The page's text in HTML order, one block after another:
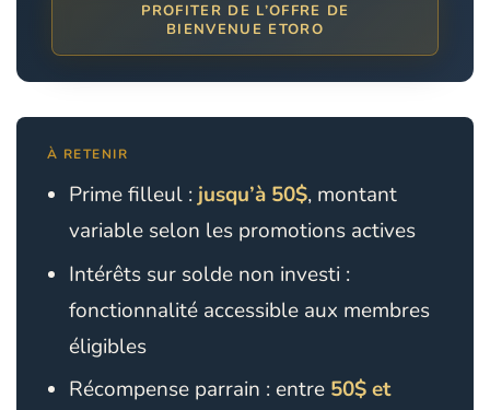
PROFITER DE L’OFFRE DE
BIENVENUE ETORO
À RETENIR
Prime filleul :jusqu’à 50$, montant
variable selon les promotions actives
Intérêts sur solde non investi :
fonctionnalité accessible aux membres
éligibles
Récompense parrain : entre 50$ et